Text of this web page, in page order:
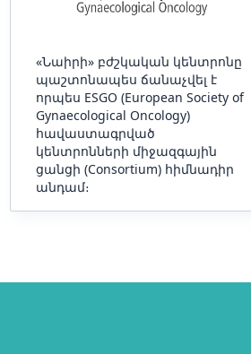
«Նաիրի» բժշկական կենտրոնը
պաշտոնապես ճանաչվել է
որպես ESGO (European Society of
Gynaecological Oncology)
հավաստագրված
կենտրոնների միջազգային
ցանցի (Consortium) հիմնադիր
անդամ։